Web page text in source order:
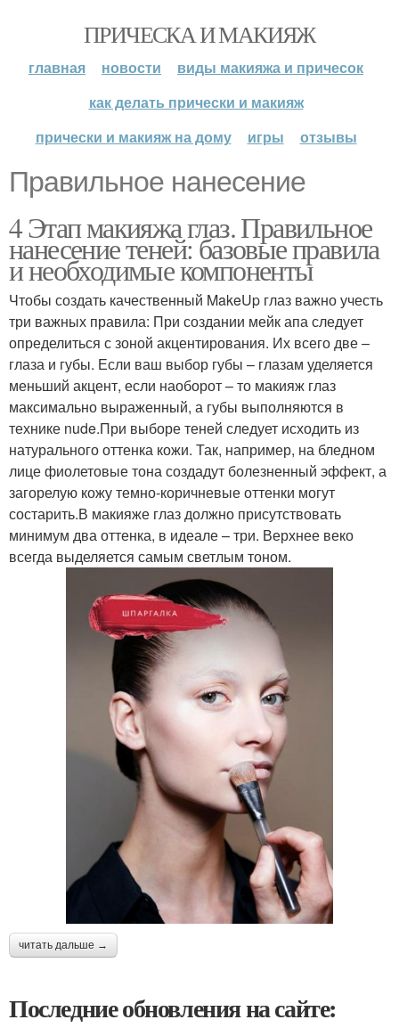
ПРИЧЕСКА И МАКИЯЖ
главная новости
виды макияжа и причесок
как делать прически и макияж
прически и макияж на дому
игры отзывы
Правильное нанесение
4 Этап макияжа глаз. Правильное
нанесение теней: базовые правила
и необходимые компоненты
Чтобы создать качественный MakeUp глаз важно учесть
три важных правила: При создании мейк апа следует
определиться с зоной акцентирования. Их всего две –
глаза и губы. Если ваш выбор губы – глазам уделяется
меньший акцент, если наоборот – то макияж глаз
максимально выраженный, а губы выполняются в
технике nude.При выборе теней следует исходить из
натурального оттенка кожи. Так, например, на бледном
лице фиолетовые тона создадут болезненный эффект, а
загорелую кожу темно-коричневые оттенки могут
состарить.В макияже глаз должно присутствовать
минимум два оттенка, в идеале – три. Верхнее веко
всегда выделяется самым светлым тоном.
читать дальше →
Последние обновления на сайте: